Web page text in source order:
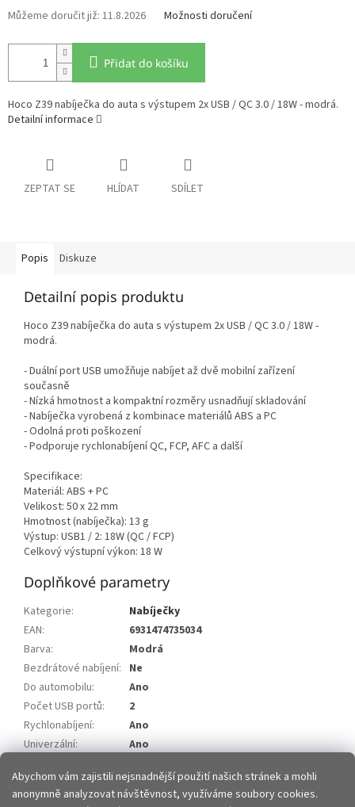
Abychom vám zajistili nejsnadnější použití našich stránek a mohli
anonymně analyzovat návštěvnost, využíváme soubory cookies.
11.8.2026 Možnosti doručení
Přidat do košíku
Hoco Z39 nabíječka do auta s výstupem 2x USB / QC 3.0 / 18W - modrá.
Detailní informace
ZEPTAT SE HLÍDAT SDÍLET
Popis Diskuze
Detailní popis produktu
Hoco Z39 nabíječka do auta s výstupem 2x USB / QC 3.0 / 18W -
modrá.
- Duální port USB umožňuje nabíjet až dvě mobilní zařízení
současně
- Nízká hmotnost a kompaktní rozměry usnadňují skladování
- Nabíječka vyrobená z kombinace materiálů ABS a PC
- Odolná proti poškození
- Podporuje rychlonabíjení QC, FCP, AFC a další
Specifikace:
Materiál: ABS + PC
Velikost: 50 x 22 mm
Hmotnost (nabíječka): 13 g
Výstup: USB1 / 2: 18W (QC / FCP)
Celkový výstupní výkon: 18 W
Doplňkové parametry
Kategorie:
Nabíječky
EAN:
6931474735034
Barva:
Modrá
Bezdrátové nabíjení: Ne
Do automobilu:
Ano
Počet USB portů:
2
Rychlonabíjení:
Ano
Univerzální:
Ano